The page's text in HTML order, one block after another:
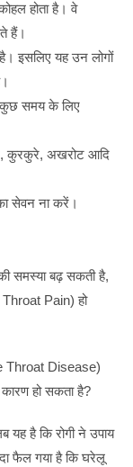
होता है। वे
हैं।
इसलिए यह उन लोगों
कुछ समय के लिए
कुरकुरे, अखरोट आदि
सेवन ना करें।
समस्या बढ़ सकती है,
Pain) हो
Throat Disease)
हो सकता है?
यह है कि रोगी ने उपाय
फैल गया है कि घरेलू